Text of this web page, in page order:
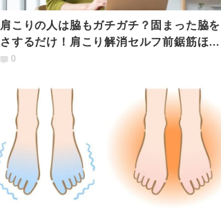
肩こりの人は脇もガチガチ？固まった脇を
さするだけ！肩こり解消セルフ前鋸筋ほぐ
し0